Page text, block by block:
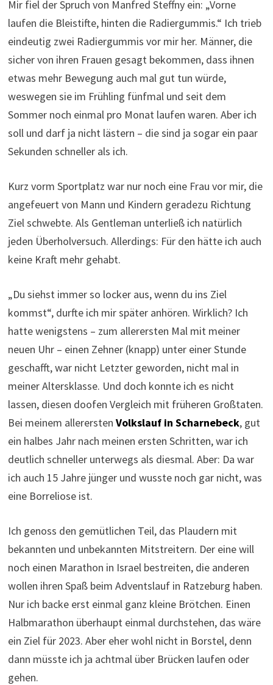
Mir fiel der Spruch von Manfred Steffny ein: „Vorne
laufen die Bleistifte, hinten die Radiergummis.“ Ich trieb
eindeutig zwei Radiergummis vor mir her. Männer, die
sicher von ihren Frauen gesagt bekommen, dass ihnen
etwas mehr Bewegung auch mal gut tun würde,
weswegen sie im Frühling fünfmal und seit dem
Sommer noch einmal pro Monat laufen waren. Aber ich
soll und darf ja nicht lästern – die sind ja sogar ein paar
Sekunden schneller als ich.
Kurz vorm Sportplatz war nur noch eine Frau vor mir, die
angefeuert von Mann und Kindern geradezu Richtung
Ziel schwebte. Als Gentleman unterließ ich natürlich
jeden Überholversuch. Allerdings: Für den hätte ich auch
keine Kraft mehr gehabt.
„Du siehst immer so locker aus, wenn du ins Ziel
kommst“, durfte ich mir später anhören. Wirklich? Ich
hatte wenigstens – zum allerersten Mal mit meiner
neuen Uhr – einen Zehner (knapp) unter einer Stunde
geschafft, war nicht Letzter geworden, nicht mal in
meiner Altersklasse. Und doch konnte ich es nicht
lassen, diesen doofen Vergleich mit früheren Großtaten.
Bei meinem allerersten Volkslauf in Scharnebeck, gut
ein halbes Jahr nach meinen ersten Schritten, war ich
deutlich schneller unterwegs als diesmal. Aber: Da war
ich auch 15 Jahre jünger und wusste noch gar nicht, was
eine Borreliose ist.
Ich genoss den gemütlichen Teil, das Plaudern mit
bekannten und unbekannten Mitstreitern. Der eine will
noch einen Marathon in Israel bestreiten, die anderen
wollen ihren Spaß beim Adventslauf in Ratzeburg haben.
Nur ich backe erst einmal ganz kleine Brötchen. Einen
Halbmarathon überhaupt einmal durchstehen, das wäre
ein Ziel für 2023. Aber eher wohl nicht in Borstel, denn
dann müsste ich ja achtmal über Brücken laufen oder
gehen.